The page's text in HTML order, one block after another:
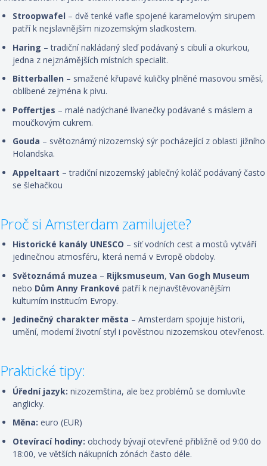
Stroopwafel – dvě tenké vafle spojené karamelovým sirupem
patří k nejslavnějším nizozemským sladkostem.
Haring – tradiční nakládaný sleď podávaný s cibulí a okurkou,
jedna z nejznámějších místních specialit.
Bitterballen – smažené křupavé kuličky plněné masovou směsí,
oblíbené zejména k pivu.
Poffertjes – malé nadýchané lívanečky podávané s máslem a
moučkovým cukrem.
Gouda – světoznámý nizozemský sýr pocházející z oblasti jižního
Holandska.
Appeltaart – tradiční nizozemský jablečný koláč podávaný často
se šlehačkou
Proč si Amsterdam zamilujete?
Historické kanály UNESCO – síť vodních cest a mostů vytváří
jedinečnou atmosféru, která nemá v Evropě obdoby.
Světoznámá muzea – Rijksmuseum, Van Gogh Museum
nebo Dům Anny Frankové patří k nejnavštěvovanějším
kulturním institucím Evropy.
Jedinečný charakter města – Amsterdam spojuje historii,
umění, moderní životní styl i pověstnou nizozemskou otevřenost.
Praktické tipy:
Úřední jazyk: nizozemština, ale bez problémů se domluvíte
anglicky.
Měna: euro (EUR)
Otevírací hodiny: obchody bývají otevřené přibližně od 9:00 do
18:00, ve větších nákupních zónách často déle.